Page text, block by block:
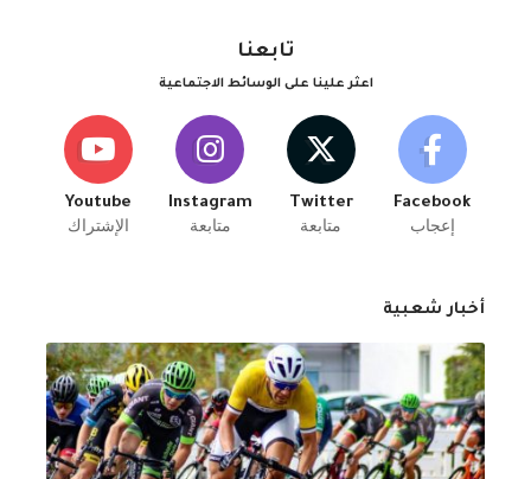
تابعنا
اعثر علينا على الوسائط الاجتماعية
Facebook
إعجاب
Twitter
متابعة
Instagram
متابعة
Youtube
الإشتراك
أخبار شعبية